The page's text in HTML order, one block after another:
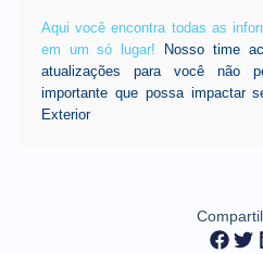
Aqui você encontra todas as
em um só lugar! Nosso time
atualizações para você não
importante que possa impactar
Exterior